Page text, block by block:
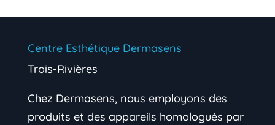
Centre Esthétique Dermasens
Trois-Rivières
Chez Dermasens, nous employons des
produits et des appareils homologués par